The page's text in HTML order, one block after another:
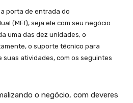
porta de entrada do
(MEI), seja ele com seu negócio
uma das dez unidades, o
o suporte técnico para
suas atividades, com os seguintes
o negócio, com deveres